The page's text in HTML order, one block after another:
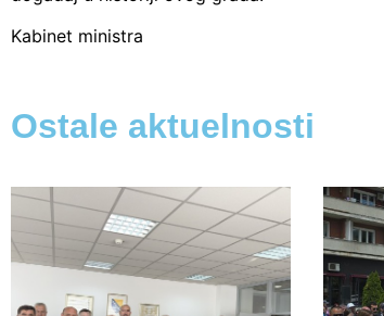
Kabinet ministra
Ostale aktuelnosti